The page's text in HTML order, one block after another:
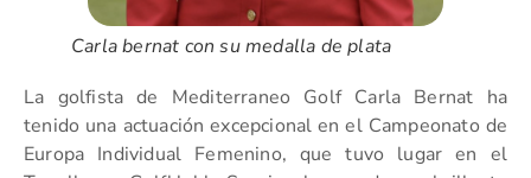
Carla bernat con su medalla de plata
La golfista de Mediterraneo Golf Carla Bernat ha
tenido una actuación excepcional en el Campeonato de
Europa Individual Femenino, que tuvo lugar en el